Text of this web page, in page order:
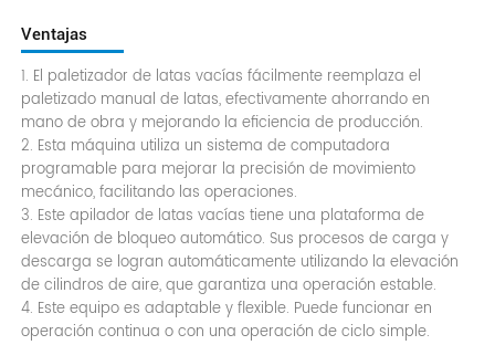
Ventajas
1. El paletizador de latas vacías fácilmente reemplaza el
paletizado manual de latas, efectivamente ahorrando en
mano de obra y mejorando la eficiencia de producción.
2. Esta máquina utiliza un sistema de computadora
programable para mejorar la precisión de movimiento
mecánico, facilitando las operaciones.
3. Este apilador de latas vacías tiene una plataforma de
elevación de bloqueo automático. Sus procesos de carga y
descarga se logran automáticamente utilizando la elevación
de cilindros de aire, que garantiza una operación estable.
4. Este equipo es adaptable y flexible. Puede funcionar en
operación continua o con una operación de ciclo simple.